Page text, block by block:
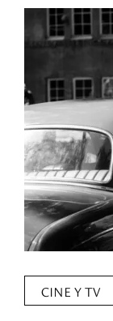
CINE Y TV